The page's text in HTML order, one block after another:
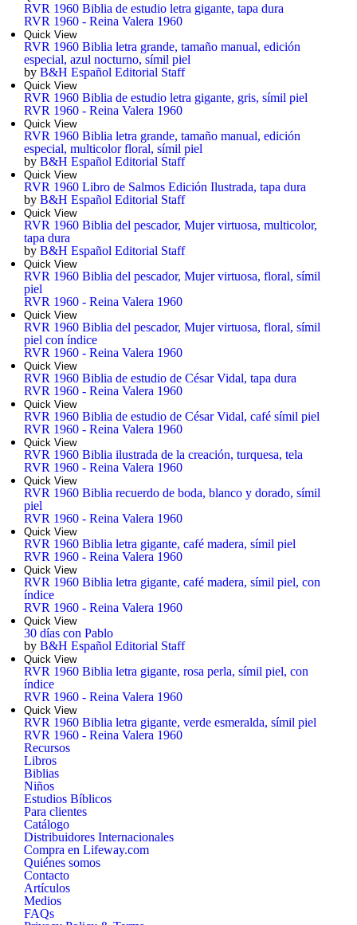
RVR 1960 Biblia de estudio letra gigante, tapa dura
RVR 1960 - Reina Valera 1960
Quick View
RVR 1960 Biblia letra grande, tamaño manual, edición
especial, azul nocturno, símil piel
by B&H Español Editorial Staff
Quick View
RVR 1960 Biblia de estudio letra gigante, gris, símil piel
RVR 1960 - Reina Valera 1960
Quick View
RVR 1960 Biblia letra grande, tamaño manual, edición
especial, multicolor floral, símil piel
by B&H Español Editorial Staff
Quick View
RVR 1960 Libro de Salmos Edición Ilustrada, tapa dura
by B&H Español Editorial Staff
Quick View
RVR 1960 Biblia del pescador, Mujer virtuosa, multicolor,
tapa dura
by B&H Español Editorial Staff
Quick View
RVR 1960 Biblia del pescador, Mujer virtuosa, floral, símil
piel
RVR 1960 - Reina Valera 1960
Quick View
RVR 1960 Biblia del pescador, Mujer virtuosa, floral, símil
piel con índice
RVR 1960 - Reina Valera 1960
Quick View
RVR 1960 Biblia de estudio de César Vidal, tapa dura
RVR 1960 - Reina Valera 1960
Quick View
RVR 1960 Biblia de estudio de César Vidal, café símil piel
RVR 1960 - Reina Valera 1960
Quick View
RVR 1960 Biblia ilustrada de la creación, turquesa, tela
RVR 1960 - Reina Valera 1960
Quick View
RVR 1960 Biblia recuerdo de boda, blanco y dorado, símil
piel
RVR 1960 - Reina Valera 1960
Quick View
RVR 1960 Biblia letra gigante, café madera, símil piel
RVR 1960 - Reina Valera 1960
Quick View
RVR 1960 Biblia letra gigante, café madera, símil piel, con
índice
RVR 1960 - Reina Valera 1960
Quick View
30 días con Pablo
by B&H Español Editorial Staff
Quick View
RVR 1960 Biblia letra gigante, rosa perla, símil piel, con
índice
RVR 1960 - Reina Valera 1960
Quick View
RVR 1960 Biblia letra gigante, verde esmeralda, símil piel
RVR 1960 - Reina Valera 1960
Recursos
Libros
Biblias
Niños
Estudios Bíblicos
Para clientes
Catálogo
Distribuidores Internacionales
Compra en Lifeway.com
Quiénes somos
Contacto
Artículos
Medios
FAQs